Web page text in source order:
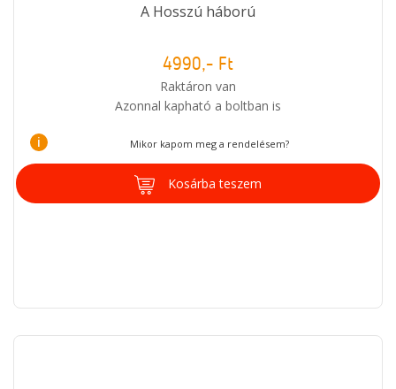
A Hosszú háború
4990,- Ft
Raktáron van
Azonnal kapható a boltban is
i Mikor kapom meg a rendelésem?
Kosárba teszem